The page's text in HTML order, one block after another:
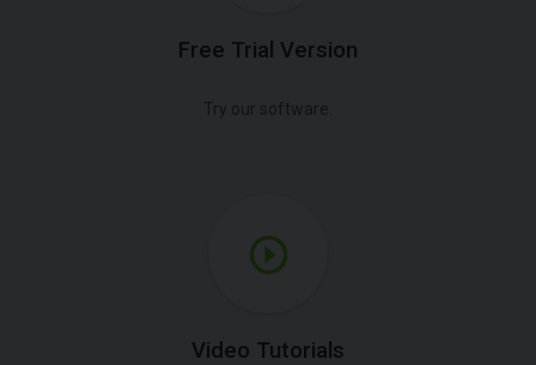
Free Trial Version
Video Tutorials